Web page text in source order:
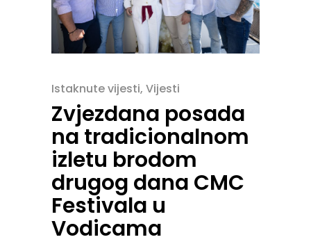
Istaknute vijesti, Vijesti
Zvjezdana posada
na tradicionalnom
izletu brodom
drugog dana CMC
Festivala u
Vodicama